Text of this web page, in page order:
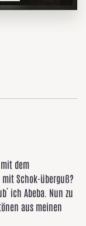
dem
Schok-überguß?
ich Abeba. Nun zu
aus meinen